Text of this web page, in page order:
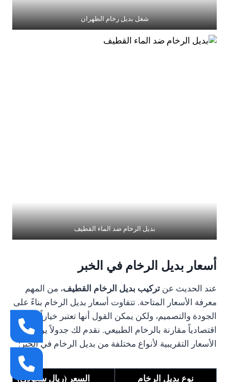
شغل بديل رخام الظهران
بديل الرخام ضد الماء القطيف
أسعار بديل الرخام في الخبر
عند الحديث عنتركيب بديل الرخام القطيف، من المهم
معرفة الأسعار المتاحة. تتفاوت أسعار بديل الرخام بناءً على
الجودة والتصميم، ولكن يمكن القول أنها تعتبر خياراً
اقتصادياً مقارنة بالرخام الطبيعي. نقدم لك جدولاً يوضح
الأسعار التقريبية لأنواع مختلفة من بديل الرخام في الخبر: